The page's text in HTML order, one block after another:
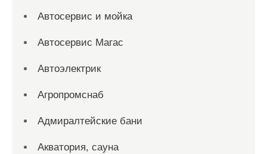
Автосервис и мойка
Автосервис Магас
Автоэлектрик
Агропромснаб
Адмиралтейские бани
Акватория, сауна